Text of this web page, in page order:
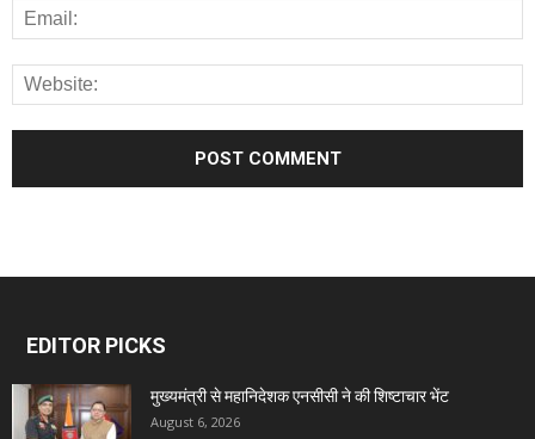
EDITOR PICKS
मुख्यमंत्री से महानिदेशक एनसीसी ने की शिष्टाचार भेंट
August 6, 2026